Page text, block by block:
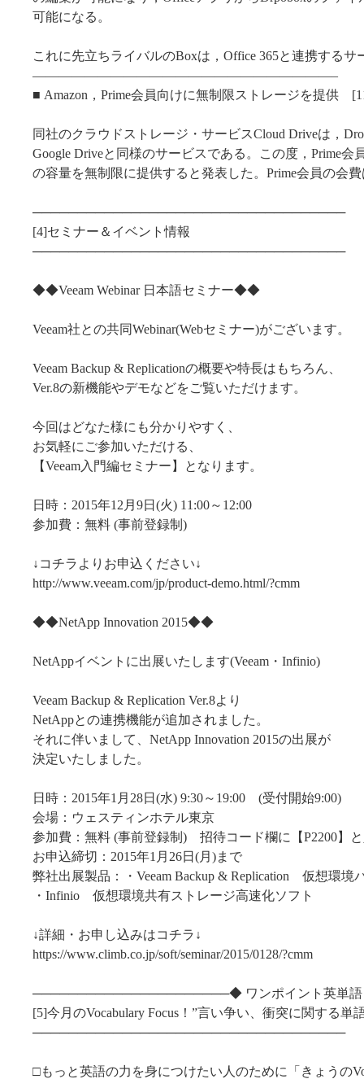
可能になる。
これに先立ちライバルのBoxは，Office 365と連携する
———————————————————————–
■ Amazon，Prime会員向けに無制限ストレージを提供
同社のクラウドストレージ・サービスCloud Driveは，
Google Driveと同様のサービスである。この度，Prime会
の容量を無制限に提供すると発表した。Prime会員の会
───────────────────────────────────
[4]セミナー＆イベント情報
───────────────────────────────────
◆◆Veeam Webinar 日本語セミナー◆◆
Veeam社との共同Webinar(Webセミナー)がございます。
Veeam Backup & Replicationの概要や特長はもちろん、
Ver.8の新機能やデモなどをご覧いただけます。
今回はどなた様にも分かりやすく、
お気軽にご参加いただける、
【Veeam入門編セミナー】となります。
日時：2015年12月9日(火) 11:00～12:00
参加費：無料 (事前登録制)
↓コチラよりお申込ください↓
http://www.veeam.com/jp/product-demo.html/?cmm
◆◆NetApp Innovation 2015◆◆
NetAppイベントに出展いたします(Veeam・Infinio)
Veeam Backup & Replication Ver.8より
NetAppとの連携機能が追加されました。
それに伴いまして、NetApp Innovation 2015の出展が
決定いたしました。
日時：2015年1月28日(水) 9:30～19:00 (受付開始9:00)
会場：ウェスティンホテル東京
参加費：無料 (事前登録制) 招待コード欄に【P2200】
お申込締切：2015年1月26日(月)まで
弊社出展製品：・Veeam Backup & Replication 仮想環境
・Infinio 仮想環境共有ストレージ高速化ソフト
↓詳細・お申し込みはコチラ↓
https://www.climb.co.jp/soft/seminar/2015/0128/?cmm
──────────────────────◆ ワンポイント英単
[5]今月のVocabulary Focus！”言い争い、衝突に関する単
───────────────────────────────────
□もっと英語の力を身につけたい人のために「きょうの